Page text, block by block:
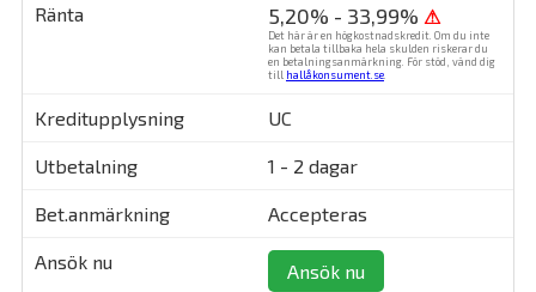
5,20% - 33,99% ⚠
Det här är en högkostnadskredit. Om du inte
kan betala tillbaka hela skulden riskerar du
en betalningsanmärkning. För stöd, vänd dig
till hallåkonsument.se
UC
1 - 2 dagar
Accepteras
Ansök nu